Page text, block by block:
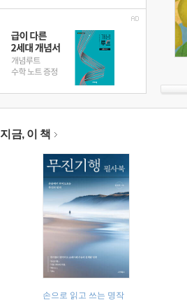
지금, 이 책
손으로 읽고 쓰는 명작